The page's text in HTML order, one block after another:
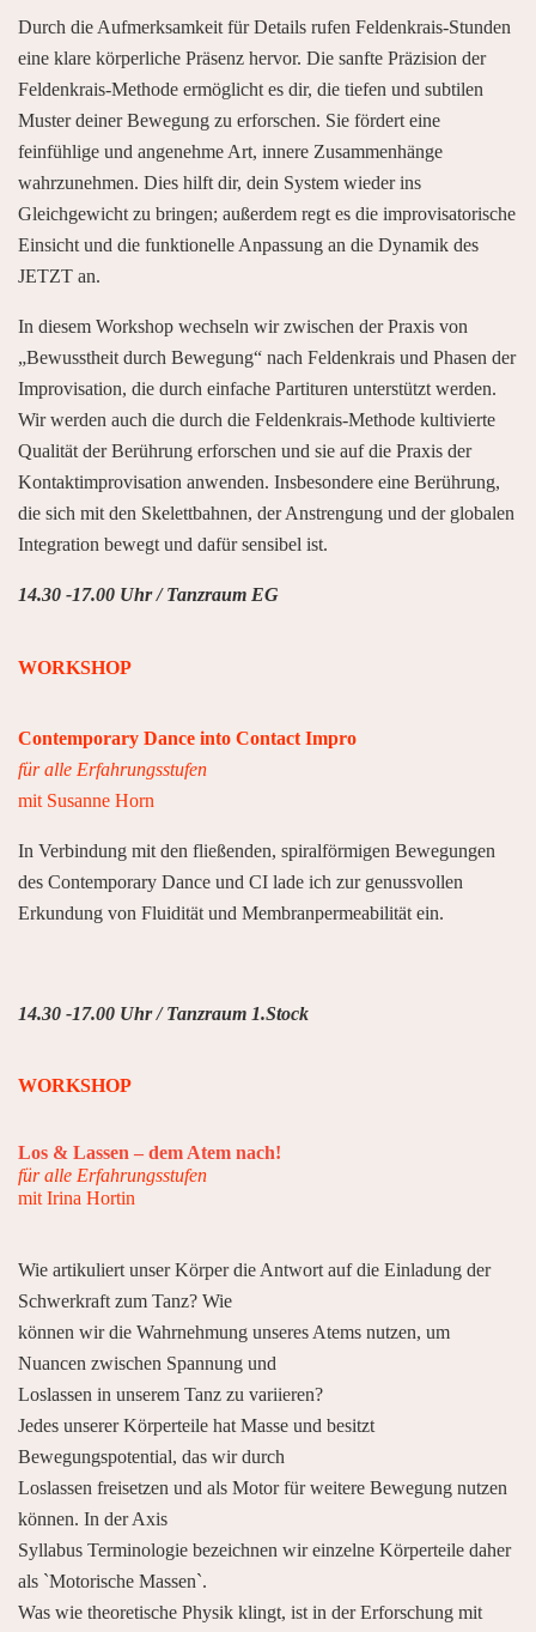
Durch die Aufmerksamkeit für Details rufen Feldenkrais-Stunden
eine klare körperliche Präsenz hervor. Die sanfte Präzision der
Feldenkrais-Methode ermöglicht es dir, die tiefen und subtilen
Muster deiner Bewegung zu erforschen. Sie fördert eine
feinfühlige und angenehme Art, innere Zusammenhänge
wahrzunehmen. Dies hilft dir, dein System wieder ins
Gleichgewicht zu bringen; außerdem regt es die improvisatorische
Einsicht und die funktionelle Anpassung an die Dynamik des
JETZT an.
In diesem Workshop wechseln wir zwischen der Praxis von
„Bewusstheit durch Bewegung“ nach Feldenkrais und Phasen der
Improvisation, die durch einfache Partituren unterstützt werden.
Wir werden auch die durch die Feldenkrais-Methode kultivierte
Qualität der Berührung erforschen und sie auf die Praxis der
Kontaktimprovisation anwenden. Insbesondere eine Berührung,
die sich mit den Skelettbahnen, der Anstrengung und der globalen
Integration bewegt und dafür sensibel ist.
14.30 -17.00 Uhr / Tanzraum EG
WORKSHOP
Contemporary Dance into Contact Impro
für alle Erfahrungsstufen
mit Susanne Horn
In Verbindung mit den fließenden, spiralförmigen Bewegungen
des Contemporary Dance und CI lade ich zur genussvollen
Erkundung von Fluidität und Membranpermeabilität ein.
14.30 -17.00 Uhr / Tanzraum 1.Stock
WORKSHOP
Los & Lassen – dem Atem nach!
für alle Erfahrungsstufen
mit Irina Hortin
Wie artikuliert unser Körper die Antwort auf die Einladung der
Schwerkraft zum Tanz? Wie
können wir die Wahrnehmung unseres Atems nutzen, um
Nuancen zwischen Spannung und
Loslassen in unserem Tanz zu variieren?
Jedes unserer Körperteile hat Masse und besitzt
Bewegungspotential, das wir durch
Loslassen freisetzen und als Motor für weitere Bewegung nutzen
können. In der Axis
Syllabus Terminologie bezeichnen wir einzelne Körperteile daher
als `Motorische Massen`.
Was wie theoretische Physik klingt, ist in der Erforschung mit